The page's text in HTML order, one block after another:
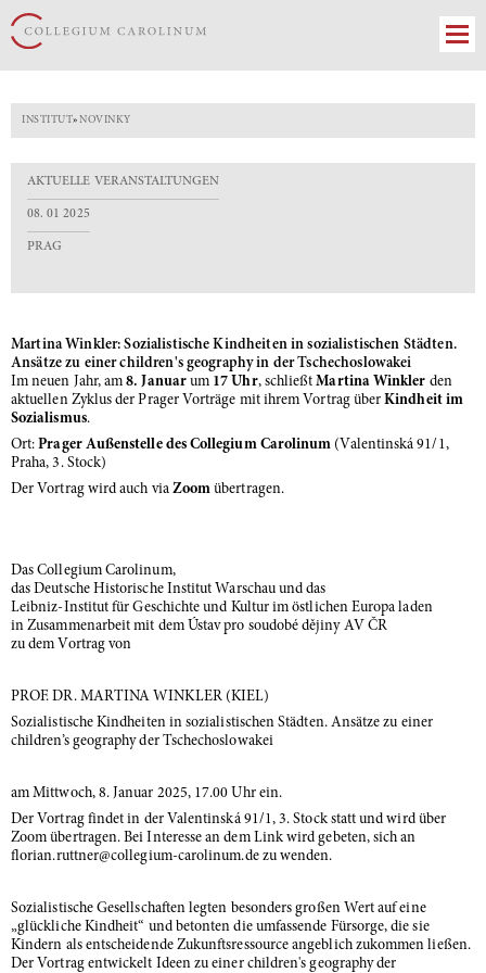
INSTITUT» NOVINKY
AKTUELLE VERANSTALTUNGEN
08. 01 2025
PRAG
Martina Winkler: Sozialistische Kindheiten in sozialistischen Städten.
Ansätze zu einer children's geography in der Tschechoslowakei
Im neuen Jahr, am 8. Januarum 17 Uhr, schließtMartina Winkler den
aktuellen Zyklus der Prager Vorträge mit ihrem Vortrag überKindheit im
Sozialismus.
Ort:Prager Außenstelle des Collegium Carolinum (Valentinská 91/1,
Praha, 3. Stock)
Der Vortrag wird auch via Zoomübertragen.
Das Collegium Carolinum,
das Deutsche Historische Institut Warschau und das
Leibniz-Institut für Geschichte und Kultur im östlichen Europa laden
in Zusammenarbeit mit dem Ústav pro soudobé dějiny AV ČR
zu dem Vortrag von
PROF. DR. MARTINA WINKLER (KIEL)
Sozialistische Kindheiten in sozialistischen Städten. Ansätze zu einer
children’s geography der Tschechoslowakei
am Mittwoch, 8. Januar 2025, 17.00 Uhr ein.
Der Vortrag findet in der Valentinská 91/1, 3. Stock statt und wird über
Zoom übertragen. Bei Interesse an dem Link wird gebeten, sich an
florian.ruttner@collegium-carolinum.de zu wenden.
Sozialistische Gesellschaften legten besonders großen Wert auf eine
„glückliche Kindheit“ und betonten die umfassende Fürsorge, die sie
Kindern als entscheidende Zukunftsressource angeblich zukommen ließen.
Der Vortrag entwickelt Ideen zu einer children's geography der